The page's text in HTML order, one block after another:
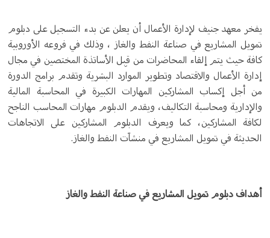
يفخر معهد جنيف لإدارة الأعمال أن يعلن عن بدء التسجيل على دبلوم
تمويل المشاريع في صناعة النفط والغاز ، وذلك في فروعه الأوروبية
كافة حيث يتم إلقاء المحاضرات من قِبل الأساتذة المختصين في مجال
إدارة الأعمال والاقتصاد وتطوير الموارد البشرية وتقدم برامج الدورة
من أجل إكساب المشاركين المهارات الكبيرة في المحاسبة المالية
والإدارية ومحاسبة التكاليف، ويقدم الدبلوم مهارات المحاسب الناجح
لكافة المشاركين، كما ويعرف الدبلوم المشاركين على الاتجاهات
الحديثة في تمويل المشاريع في منشآت النفط والغاز.
أهداف دبلوم تمويل المشاريع في صناعة النفط والغاز